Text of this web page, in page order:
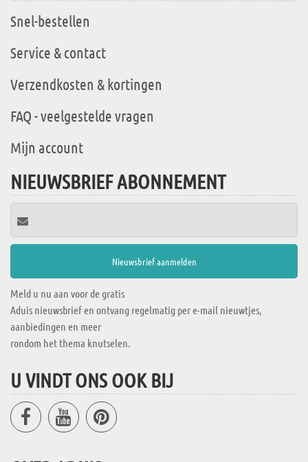
Snel-bestellen
Service & contact
Verzendkosten & kortingen
FAQ - veelgestelde vragen
Mijn account
NIEUWSBRIEF ABONNEMENT
Meld u nu aan voor de gratis
Aduis nieuwsbrief en ontvang regelmatig per e-mail nieuwtjes,
aanbiedingen en meer
rondom het thema knutselen.
U VINDT ONS OOK BIJ